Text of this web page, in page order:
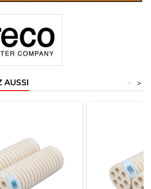
AUSSI >
<